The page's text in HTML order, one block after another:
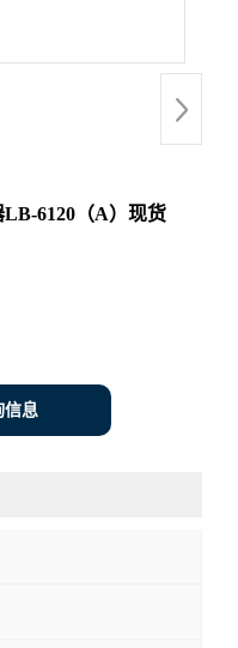
6120（A）现货
信息